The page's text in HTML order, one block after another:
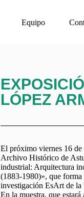
Equipo
LÓPEZ
El próximo viernes 16 de
Archivo Histórico de
industrial: Arquitectura
(1883-1980)», que
investigación EsArt de
En la muestra, que